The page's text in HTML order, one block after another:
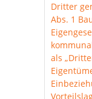
Dritter
Abs. 1
als